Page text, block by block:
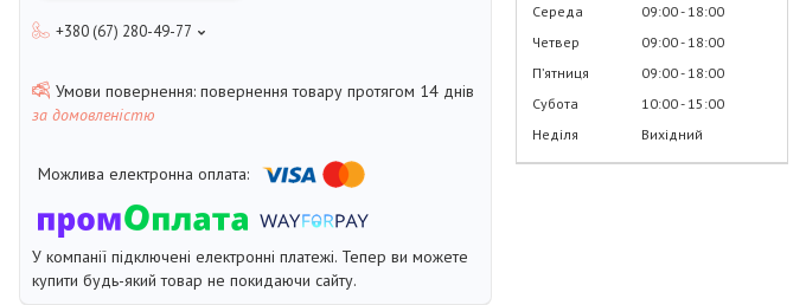
+380 (67) 280-49-77
повернення товару протягом 14 днів
за домовленістю
У компанії підключені електронні платежі. Тепер ви можете
купити будь-який товар не покидаючи сайту.
Середа
09:00 18:00
Четвер
09:00 18:00
Пʼятниця
09:00 18:00
Субота
10:00 15:00
Неділя
Вихідний